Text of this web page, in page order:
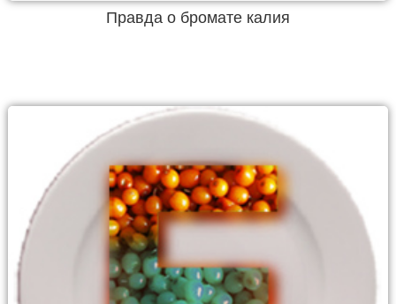
Правда о бромате калия